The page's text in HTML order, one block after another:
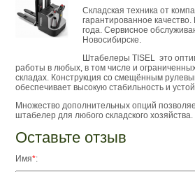
Складская техника от
гарантированное
года. Сервисное
Новосибирске.
Штабелеры TISEL это
работы в любых, в том числе и
складах. Конструкция со смещённым
обеспечивает высокую стабильность и
Множество дополнительных опций
штабелер для любого складского хозяйства.
Оставьте отзыв
Имя*: